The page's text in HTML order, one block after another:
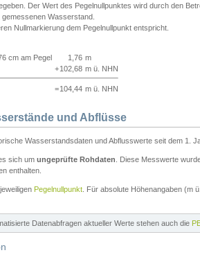
Der Wert des Pegelnullpunktes wird durch den
Wasserstand.
Nullmarkierung dem Pegelnullpunkt entspricht.
cm am Pegel
1,76 m
+102,68 m ü. NHN
=104,44 m ü. NHN
und Abflüsse
Wasserstandsdaten und Abflusswerte seit dem 1.
sich um ungeprüfte Rohdaten . Diese Messwerte
enthalten.
Pegelnullpunkt . Für absolute Höhenangaben (m
Datenabfragen aktueller Werte stehen auch die